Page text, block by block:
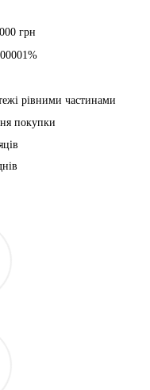
грн
рівними частинами
покупки